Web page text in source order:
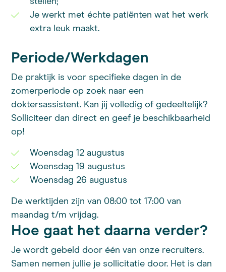
Je werkt met échte patiënten wat het werk
extra leuk maakt.
Periode/Werkdagen
De praktijk is voor specifieke dagen in de
zomerperiode op zoek naar een
doktersassistent. Kan jij volledig of gedeeltelijk?
Solliciteer dan direct en geef je beschikbaarheid
op!
Woensdag 12 augustus
Woensdag 19 augustus
Woensdag 26 augustus
De werktijden zijn van 08:00 tot 17:00 van
maandag t/m vrijdag.
Hoe gaat het daarna verder?
Je wordt gebeld door één van onze recruiters.
Samen nemen jullie je sollicitatie door. Het is dan